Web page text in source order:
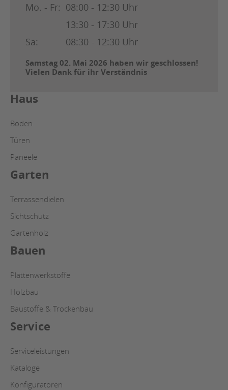
Mo. - Fr: 08:00 - 12:30 Uhr
13:30 - 17:30 Uhr
Sa:
08:30 - 12:30 Uhr
Samstag 02. Mai 2026 haben wir geschlossen!
Vielen Dank für ihr Verständnis
Haus
Boden
Türen
Paneele
Garten
Terrassendielen
Sichtschutz
Gartenholz
Bauen
Plattenwerkstoffe
Holzbau
Baustoffe & Trockenbau
Service
Serviceleistungen
Kataloge
Konfiguratoren